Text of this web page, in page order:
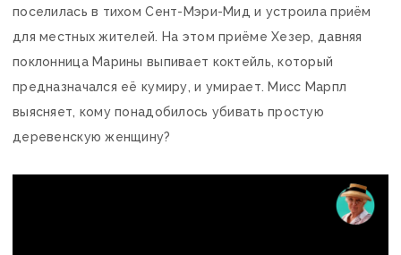
поселилась в тихом Сент-Мэри-Мид и устроила приём
для местных жителей. На этом приёме Хезер, давняя
поклонница Марины выпивает коктейль, который
предназначался её кумиру, и умирает. Мисс Марпл
выясняет, кому понадобилось убивать простую
деревенскую женщину?